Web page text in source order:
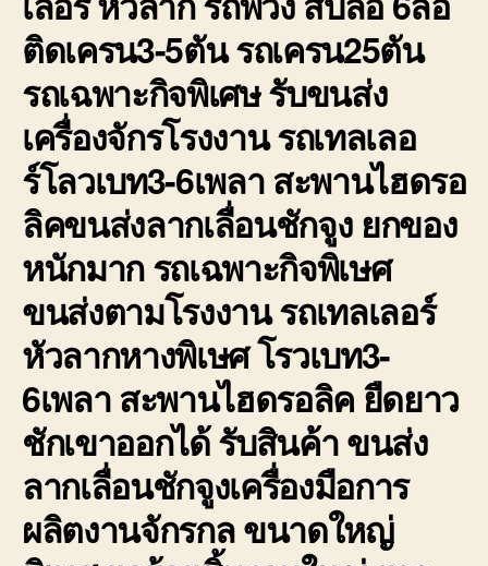
ติดเครน3-5ตัน รถเครน25ตัน
รถเฉพาะกิจพิเศษ รับขนส่ง
เครื่องจักรโรงงาน รถเทลเลอ
ร์โลวเบท3-6เพลา สะพานไฮดรอ
ลิคขนส่งลากเลื่อนชักจูง ยกของ
หนักมาก รถเฉพาะกิจพิเษศ
ขนส่งตามโรงงาน รถเทลเลอร์
หัวลากหางพิเษศ โรวเบท3-
6เพลา สะพานไฮดรอลิค ยืดยาว
ชักเขาออกได้ รับสินค้า ขนส่ง
ลากเลื่อนชักจูงเครื่องมือการ
ผลิตงานจักรกล ขนาดใหญ่